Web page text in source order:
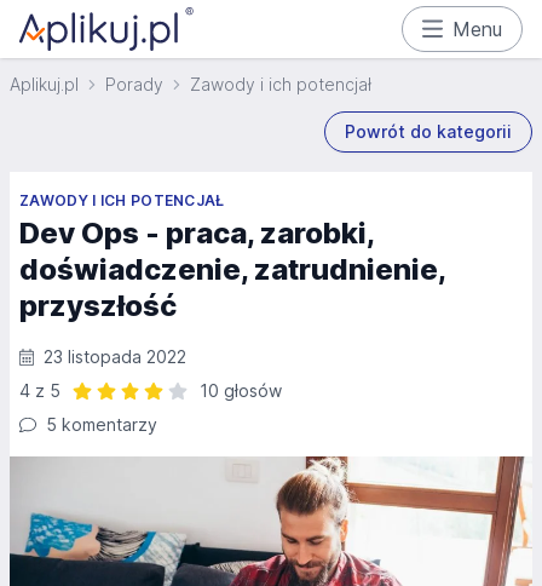
Menu
Aplikuj.pl Porady Zawody i ich potencjał
Powrót do kategorii
ZAWODY I ICH POTENCJAŁ
Dev Ops - praca, zarobki,
doświadczenie, zatrudnienie,
przyszłość
23 listopada 2022
4 z 5
10 głosów
5 komentarzy